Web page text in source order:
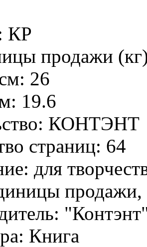
КР
продажи
26
19.6
КОНТЭНТ
страниц: 64
для
продажи,
Книга